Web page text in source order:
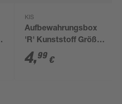
KIS
Aufbewahrungsbox
'R' Kunststoff Größe
M 25 Liter 56,5 x 38 x
16 cm
4,99 €